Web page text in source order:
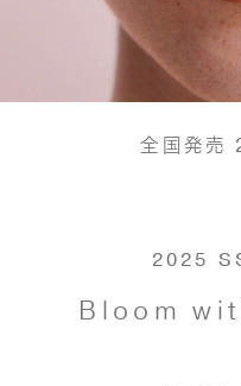
全国発売
2025
Bloom